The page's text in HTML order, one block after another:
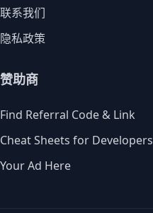
联系我们
隐私政策
赞助商
Find Referral Code & Link
Cheat Sheets for Developers
Your Ad Here